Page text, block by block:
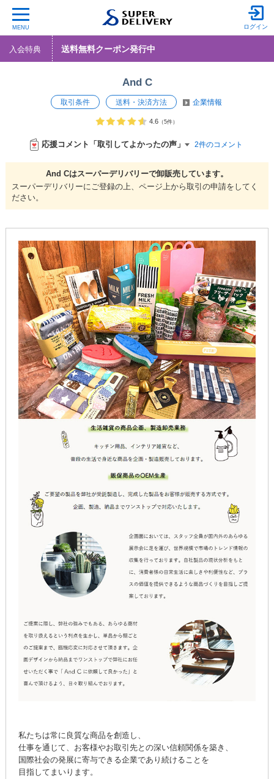
MENU ログイン
入会特典 送料無料クーポン発行中
And C
取引条件 送料・決済方法 企業情報
4.6（5件）
応援コメント「取引してよかったの声」 2件のコメント
And Cはスーパーデリバリーで卸販売しています。
スーパーデリバリーにご登録の上、ページ上から取引の申請をしてく
ださい。
私たちは常に良質な商品を創造し、
仕事を通じて、お客様やお取引先との深い信頼関係を築き、
国際社会の発展に寄与できる企業であり続けることを
目指してまいります。